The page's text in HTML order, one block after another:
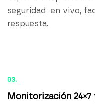
seguridad en vivo,
respuesta.
03.
Monitorización